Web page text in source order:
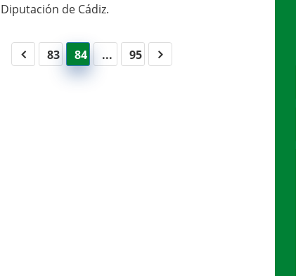
Diputación de Cádiz.
83 84 ... 95